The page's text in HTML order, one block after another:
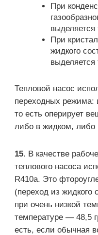
При
выделяется
При
жидкого
выделяется
Тепловой насос
переходных режима:
то есть оперирует
либо в жидком, либо
15. В качестве
теплового насоса
R410a. Это
(переход из жидкого
при очень низкой
температуре — 48,5
есть, если обычная